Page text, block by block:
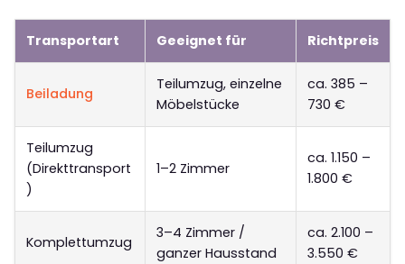
Transportart Geeignet für Richtpreis
Beiladung
Teilumzug, einzelne
Möbelstücke
ca. 385 –
730 €
Teilumzug
(Direkttransport
)
1–2 Zimmer
ca. 1.150 –
1.800 €
Komplettumzug
3–4 Zimmer /
ganzer Hausstand
ca. 2.100 –
3.550 €